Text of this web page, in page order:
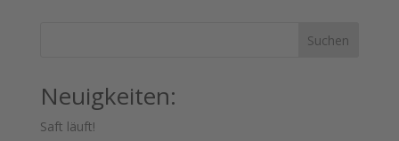
Suchen
Neuigkeiten:
Saft läuft!